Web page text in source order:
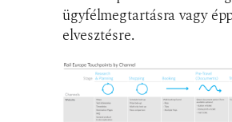
ügyfélmegtartásra vagy
elvesztésre.